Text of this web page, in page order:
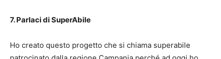
7. Parlaci di SuperAbile
Ho creato questo progetto che si chiama superabile